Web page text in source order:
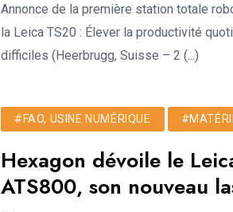
Annonce de la première station totale
la Leica TS20 : Élever la productivité
difficiles (Heerbrugg, Suisse – 2 (...)
#FAO, USINE NUMÉRIQUE
Hexagon dévoile le
ATS800, son nouveau